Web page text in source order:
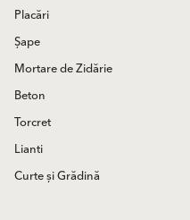
Placări
Șape
Mortare de Zidărie
Beton
Torcret
Lianti
Curte și Grădină